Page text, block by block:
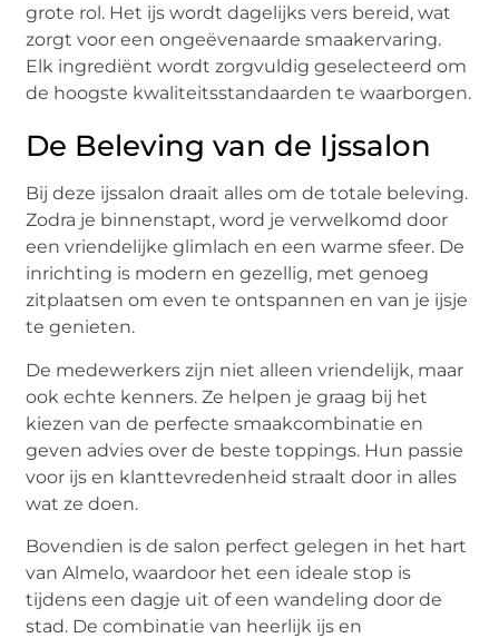
grote rol. Het ijs wordt dagelijks vers bereid, wat
zorgt voor een ongeëvenaarde smaakervaring.
Elk ingrediënt wordt zorgvuldig geselecteerd om
de hoogste kwaliteitsstandaarden te waarborgen.
De Beleving van de Ijssalon
Bij deze ijssalon draait alles om de totale beleving.
Zodra je binnenstapt, word je verwelkomd door
een vriendelijke glimlach en een warme sfeer. De
inrichting is modern en gezellig, met genoeg
zitplaatsen om even te ontspannen en van je ijsje
te genieten.
De medewerkers zijn niet alleen vriendelijk, maar
ook echte kenners. Ze helpen je graag bij het
kiezen van de perfecte smaakcombinatie en
geven advies over de beste toppings. Hun passie
voor ijs en klanttevredenheid straalt door in alles
wat ze doen.
Bovendien is de salon perfect gelegen in het hart
van Almelo, waardoor het een ideale stop is
tijdens een dagje uit of een wandeling door de
stad. De combinatie van heerlijk ijs en